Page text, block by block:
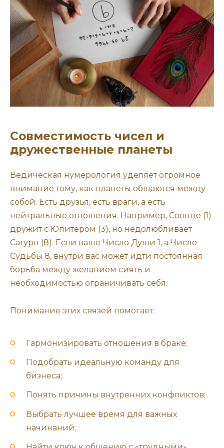
Совместимость чисел и
дружественные планеты
Ведическая нумерология уделяет огромное
внимание тому, как планеты общаются между
собой. Есть друзья, есть враги, а есть
нейтральные отношения. Например, Солнце (1)
дружит с Юпитером (3), но недолюбливает
Сатурн (8). Если ваше Число Души 1, а Число
Судьбы 8, внутри вас может идти постоянная
борьба между желанием сиять и
необходимостью ограничивать себя.
Понимание этих связей помогает:
Гармонизировать отношения в браке;
Подобрать идеальную команду для
бизнеса;
Понять причины внутренних конфликтов;
Выбрать лучшее время для важных
начинаний;